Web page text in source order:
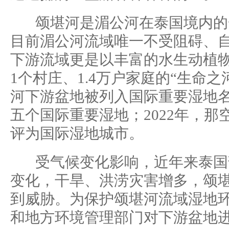
颂堪河是湄公河在泰国境内的
目前湄公河流域唯一不受阻碍、
下游流域更是以丰富的水生动植
1个村庄、1.4万户家庭的“生命之
河下游盆地被列入国际重要湿地
五个国际重要湿地；2022年，那
评为国际湿地城市。
受气候变化影响，近年来泰国
变化，干旱、洪涝灾害增多，颂
到威胁。为保护颂堪河流域湿地
和地方环境管理部门对下游盆地